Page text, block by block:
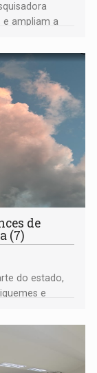
ampliam a
de
(7)
do estado,
e